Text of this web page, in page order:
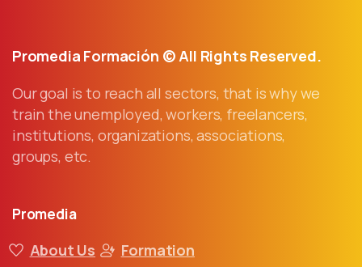
Promedia Formación © All Rights Reserved.
Our goal is to reach all sectors, that is why we
train the unemployed, workers, freelancers,
institutions, organizations, associations,
groups, etc.
Promedia
About Us
Formation